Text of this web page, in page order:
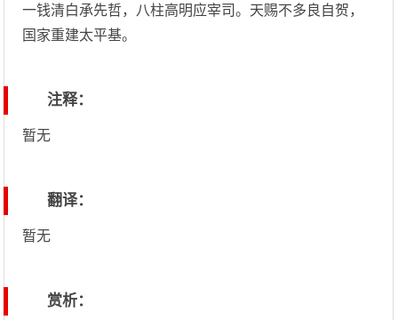
一钱清白承先哲，八柱高明应宰司。天赐不多良自贺，
国家重建太平基。
注释：
暂无
翻译：
暂无
赏析：